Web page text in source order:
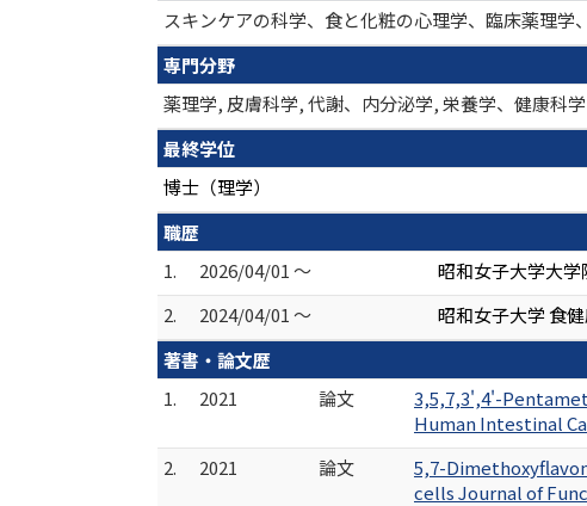
スキンケアの科学、食と化粧の心理学、臨床薬理学
専門分野
薬理学, 皮膚科学, 代謝、内分泌学, 栄養学、健康科学
最終学位
博士（理学）
職歴
1.
2026/04/01 ～
昭和女子大学大学
2.
2024/04/01 ～
昭和女子大学 食
著書・論文歴
1.
2021 論文
3,5,7,3',4'-
Human Intestinal
2.
2021 論文
5,7-
cells Journal of